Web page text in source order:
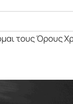
τους Όρους